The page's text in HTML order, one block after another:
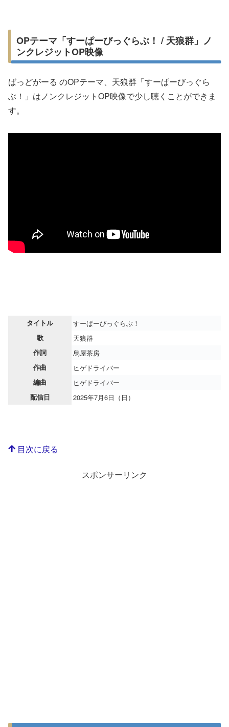
OPテーマ「すーぱーびっぐらぶ！ / 天狼群」ノ
ンクレジットOP映像
ばっどがーる のOPテーマ、天狼群「すーぱーびっぐら
ぶ！」はノンクレジットOP映像で少し聴くことができま
す。
タイトル すーぱーびっぐらぶ！
歌 天狼群
作詞 烏屋茶房
作曲 ヒゲドライバー
編曲 ヒゲドライバー
配信日 2025年7月6日（日）
目次に戻る
スポンサーリンク